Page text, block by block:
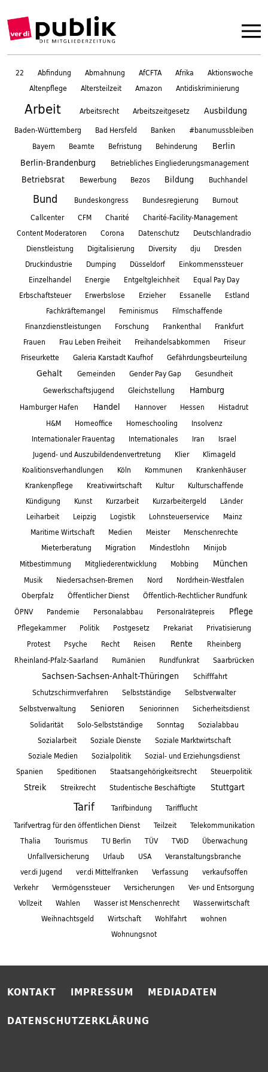
22 Abfindung Abmahnung AfCFTA Afrika
Aktionswoche
Altenpflege
Altersteilzeit Amazon Antidiskriminierung
Arbeit Arbeitsrecht Arbeitszeitgesetz Ausbildung
Baden-Württemberg Bad Hersfeld Banken
#banumussbleiben
Bayern
Beamte Befristung Behinderung
Berlin
Berlin-Brandenburg
Betriebliches Eingliederungsmanagement
Betriebsrat Bewerbung Bezos Bildung Buchhandel
Bund Bundeskongress Bundesregierung
Burnout
Callcenter
CFM Charité
Charité-Facility-Management
Content Moderatoren
Corona Datenschutz
Deutschlandradio
Dienstleistung
Digitalisierung Diversity dju
Dresden
Druckindustrie
Dumping Düsseldorf
Einkommenssteuer
Einzelhandel
Energie Entgeltgleichheit
Equal Pay Day
Erbschaftsteuer
Erwerbslose Erzieher Essanelle
Estland
Fachkräftemangel
Feminismus
Filmschaffende
Finanzdienstleistungen
Forschung Frankenthal
Frankfurt
Frauen
Frau Leben Freiheit Freihandelsabkommen
Friseur
Friseurkette
Galeria Karstadt Kaufhof Gefährdungsbeurteilung
Gehalt Gemeinden Gender Pay Gap
Gesundheit
Gewerkschaftsjugend
Gleichstellung Hamburg
Hamburger Hafen Handel Hannover Hessen
Histadrut
H&M
Homeoffice Homeschooling
Insolvenz
Internationaler Frauentag
Internationales Iran
Israel
Jugend- und Auszubildendenvertretung
Klier
Klimageld
Koalitionsverhandlungen
Köln Kommunen
Krankenhäuser
Krankenpflege
Kreativwirtschaft Kultur
Kulturschaffende
Kündigung
Kunst Kurzarbeit Kurzarbeitergeld
Länder
Leiharbeit
Leipzig Logistik Lohnsteuerservice
Mainz
Maritime Wirtschaft
Medien Meister
Menschenrechte
Mieterberatung
Migration Mindestlohn
Minijob
Mitbestimmung
Mitgliederentwicklung Mobbing München
Musik Niedersachsen-Bremen Nord
Nordrhein-Westfalen
Oberpfalz
Öffentlicher Dienst
Öffentlich-Rechtlicher Rundfunk
ÖPNV
Pandemie Personalabbau Personalrätepreis Pflege
Pflegekammer Politik Postgesetz Prekariat
Privatisierung
Protest
Psyche Recht Reisen Rente
Rheinberg
Rheinland-Pfalz-Saarland
Rumänien Rundfunkrat Saarbrücken
Sachsen-Sachsen-Anhalt-Thüringen
Schifffahrt
Schutzschirmverfahren
Selbstständige
Selbstverwalter
Selbstverwaltung
Senioren Seniorinnen
Sicherheitsdienst
Solidarität
Solo-Selbstständige Sonntag
Sozialabbau
Sozialarbeit
Soziale Dienste
Soziale Marktwirtschaft
Soziale Medien
Sozialpolitik
Sozial- und Erziehungsdienst
Spanien
Speditionen Staatsangehörigkeitsrecht Steuerpolitik
Streik Streikrecht Studentische Beschäftigte Stuttgart
Tarif Tarifbindung
Tarifflucht
Tarifvertrag für den öffentlichen Dienst
Teilzeit
Telekommunikation
Thalia
Tourismus TU Berlin TÜV TVöD
Überwachung
Unfallversicherung
Urlaub USA
Veranstaltungsbranche
ver.di Jugend
ver.di Mittelfranken Verfassung
verkaufsoffen
Verkehr
Vermögenssteuer Versicherungen
Ver- und Entsorgung
Vollzeit
Wahlen Wasser ist Menschenrecht
Wasserwirtschaft
Weihnachtsgeld
Wirtschaft Wohlfahrt
wohnen
Wohnungsnot
KONTAKT IMPRESSUM
MEDIADATEN
DATENSCHUTZERKLÄRUNG